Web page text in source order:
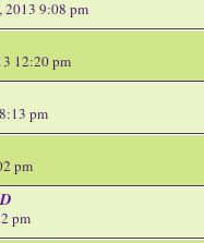
2013 9:08 pm
12:20 pm
pm
pm
pm